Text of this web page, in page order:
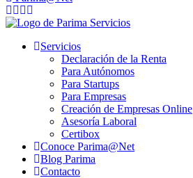
Servicios
Declaración de la Renta
Para Autónomos
Para Startups
Para Empresas
Creación de Empresas Online
Asesoría Laboral
Certibox
Conoce Parima@Net
Blog Parima
Contacto